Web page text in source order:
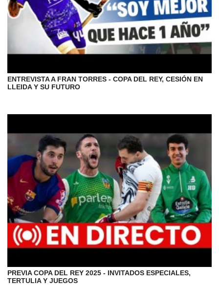
ENTREVISTA A FRAN TORRES - COPA DEL REY, CESIÓN EN
LLEIDA Y SU FUTURO
PREVIA COPA DEL REY 2025 - INVITADOS ESPECIALES,
TERTULIA Y JUEGOS